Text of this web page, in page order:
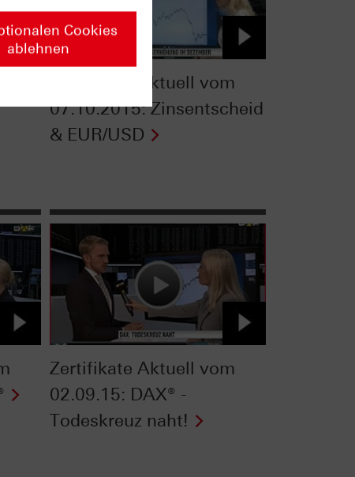
Zertifikate Aktuell vom
07.10.2015: Zinsentscheid
& EUR/USD
Zertifikate Aktuell vom
02.09.15: DAX® -
Todeskreuz naht!
Cookies
ablehnen